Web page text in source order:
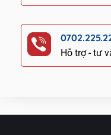
Hỗ trợ - tư